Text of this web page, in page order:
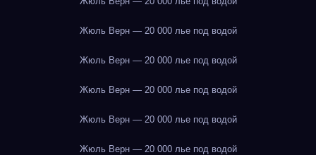
Жюль Верн — 20 000 лье под водой
Жюль Верн — 20 000 лье под водой
Жюль Верн — 20 000 лье под водой
Жюль Верн — 20 000 лье под водой
Жюль Верн — 20 000 лье под водой